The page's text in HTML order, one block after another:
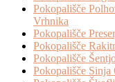
Pokopališče
Vrhnika
Pokopališče
Pokopališče
Pokopališče
Pokopališče